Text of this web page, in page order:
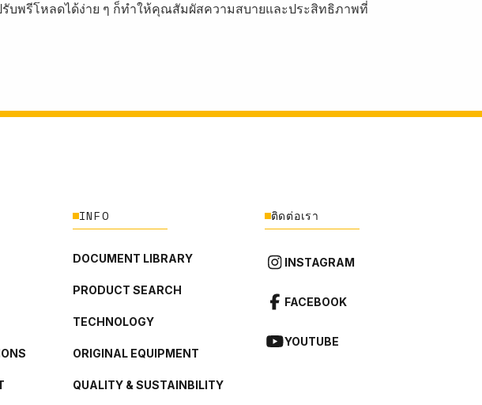
บพรีโหลดได้ง่าย ๆ ก็ทำให้คุณสัมผัสความสบายและประสิทธิภาพที่
INFO
DOCUMENT LIBRARY
PRODUCT SEARCH
TECHNOLOGY
ORIGINAL EQUIPMENT
QUALITY & SUSTAINBILITY
ติดต่อเรา
INSTAGRAM
FACEBOOK
YOUTUBE